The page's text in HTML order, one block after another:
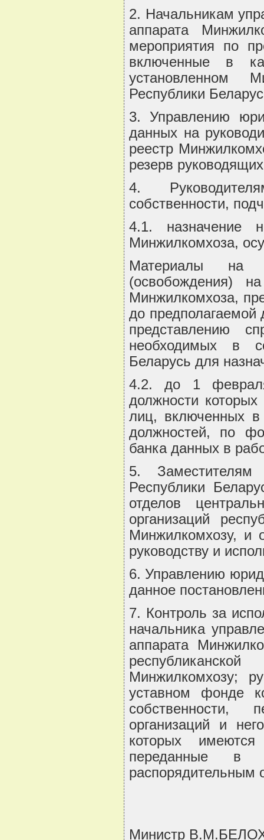
2. Начальникам
аппарата
мероприятия по
включенные в
установленном
Республики
3. Управлению
данных на
реестр
резерв
4.
собственности,
4.1. назначение
Минжилкомхоза,
Материалы на
(освобождения)
Минжилкомхоза,
до предполагаемой
представлению
необходимых в
Беларусь для
4.2. до 1
должности
лиц, включенных в
должностей, по
банка данных в
5. Заместителям
Республики
отделов
организаций
Минжилкомхозу, и
руководству и
6. Управлению
данное
7. Контроль за
начальника
аппарата
Минжилкомхозу;
уставном фонде
собственности,
организаций и
которых
переданные в
распорядительным
Министр